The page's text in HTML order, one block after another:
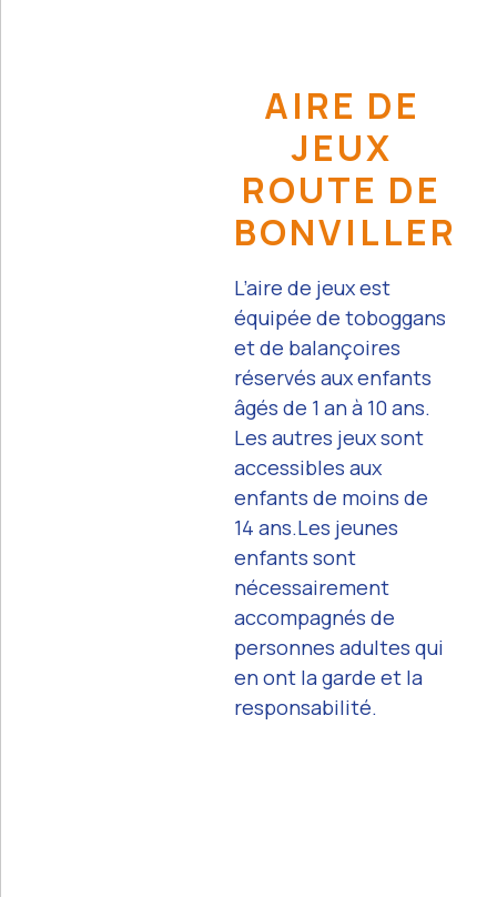
AIRE DE
JEUX
ROUTE DE
BONVILLER
L’aire de jeux est
équipée de toboggans
et de balançoires
réservés aux enfants
âgés de 1 an à 10 ans.
Les autres jeux sont
accessibles aux
enfants de moins de
14 ans.Les jeunes
enfants sont
nécessairement
accompagnés de
personnes adultes qui
en ont la garde et la
responsabilité.